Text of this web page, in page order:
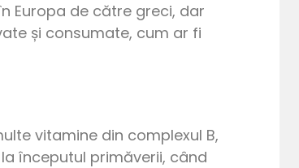
Europa de către greci, dar
și consumate, cum ar fi
vitamine din complexul B,
începutul primăverii, când